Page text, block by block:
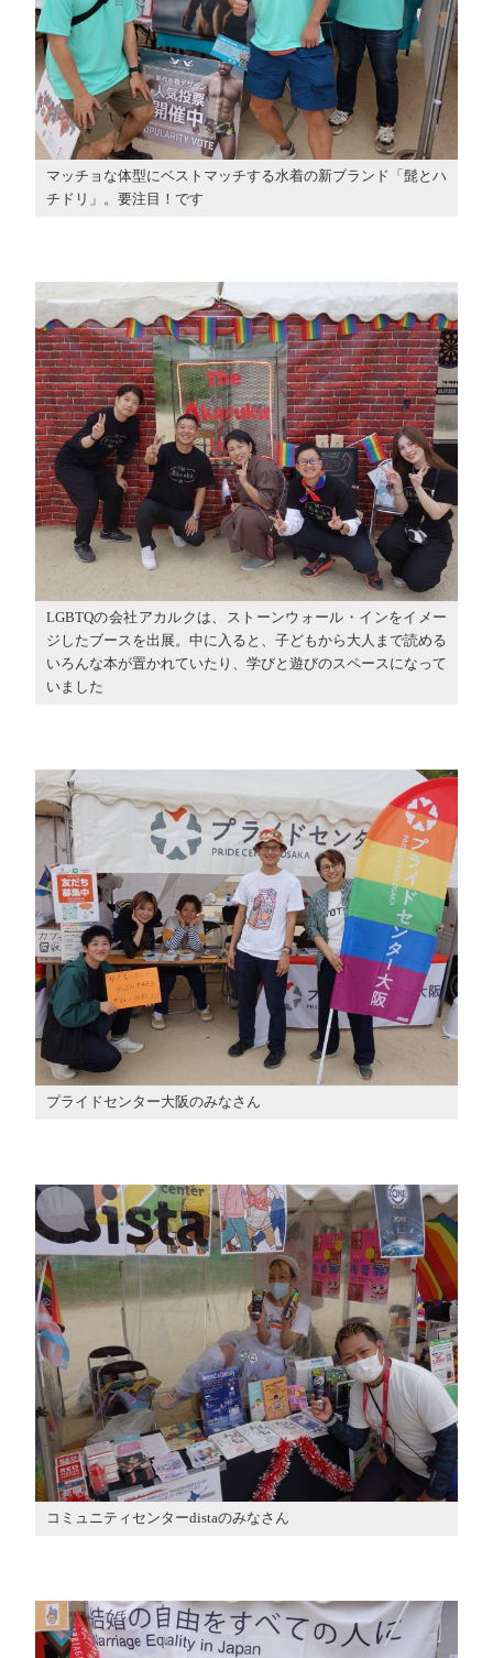
マッチョな体型にベストマッチする水着の新ブランド「髭とハ
チドリ」。要注目！です
LGBTQの会社アカルクは、ストーンウォール・インをイメー
ジしたブースを出展。中に入ると、子どもから大人まで読める
いろんな本が置かれていたり、学びと遊びのスペースになって
いました
プライドセンター大阪のみなさん
コミュニティセンターdistaのみなさん